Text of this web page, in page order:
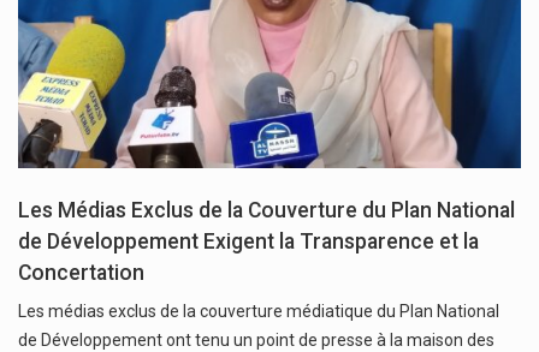
Les Médias Exclus de la Couverture du Plan National
de Développement Exigent la Transparence et la
Concertation
Les médias exclus de la couverture médiatique du Plan National
de Développement ont tenu un point de presse à la maison des